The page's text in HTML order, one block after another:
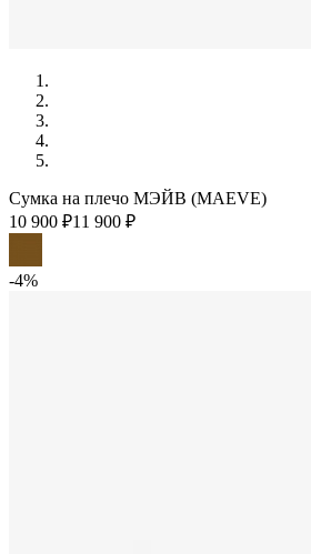
Сумка на плечо МЭЙВ (MAEVE)
10 900 ₽11 900 ₽
-4%